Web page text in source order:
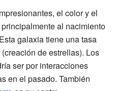
el color y el
al nacimiento
galaxia tiene una tasa
(creación de estrellas). Los
ser por interacciones
en el pasado. También